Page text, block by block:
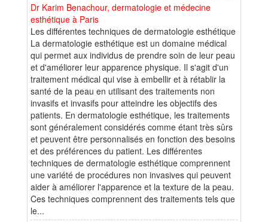
Dr Karim Benachour, dermatologie et médecine
esthétique à Paris
Les différentes techniques de dermatologie esthétique
La dermatologie esthétique est un domaine médical
qui permet aux individus de prendre soin de leur peau
et d'améliorer leur apparence physique. Il s'agit d'un
traitement médical qui vise à embellir et à rétablir la
santé de la peau en utilisant des traitements non
invasifs et invasifs pour atteindre les objectifs des
patients. En dermatologie esthétique, les traitements
sont généralement considérés comme étant très sûrs
et peuvent être personnalisés en fonction des besoins
et des préférences du patient. Les différentes
techniques de dermatologie esthétique comprennent
une variété de procédures non invasives qui peuvent
aider à améliorer l'apparence et la texture de la peau.
Ces techniques comprennent des traitements tels que
le...